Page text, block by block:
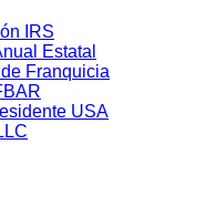
IRS
Estatal
de Franquicia
USA